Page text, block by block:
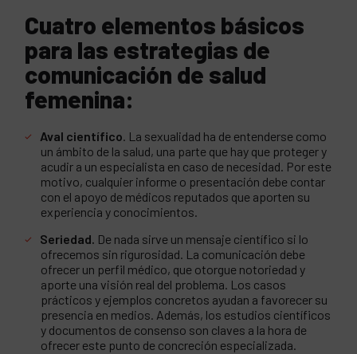
Cuatro elementos básicos
para las estrategias de
comunicación de salud
femenina:
Aval científico. La sexualidad ha de entenderse como
un ámbito de la salud, una parte que hay que proteger y
acudir a un especialista en caso de necesidad. Por este
motivo, cualquier informe o presentación debe contar
con el apoyo de médicos reputados que aporten su
experiencia y conocimientos.
Seriedad. De nada sirve un mensaje científico si lo
ofrecemos sin rigurosidad. La comunicación debe
ofrecer un perfil médico, que otorgue notoriedad y
aporte una visión real del problema. Los casos
prácticos y ejemplos concretos ayudan a favorecer su
presencia en medios. Además, los estudios científicos
y documentos de consenso son claves a la hora de
ofrecer este punto de concreción especializada.